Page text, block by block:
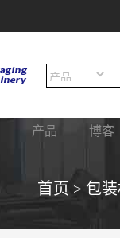
产品 博客
首页 > 包